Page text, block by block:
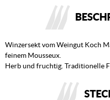
Winzersekt vom Weingut Koch
feinem Mousseux.
Herb und fruchtig. Traditionelle